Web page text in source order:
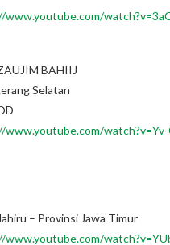
BAHIIJ
Selatan
watch?v=Yv-
– Provinsi Jawa Timur